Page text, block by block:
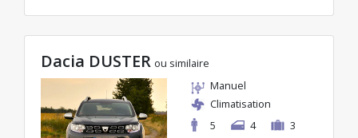
Dacia DUSTER ou similaire
Manuel
Climatisation
5
4 3